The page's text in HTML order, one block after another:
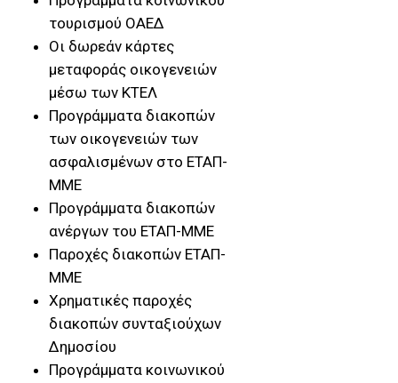
τουρισμού ΟΑΕΔ
Οι δωρεάν κάρτες
μεταφοράς οικογενειών
μέσω των ΚΤΕΛ
Προγράμματα διακοπών
των οικογενειών των
ασφαλισμένων στο ΕΤΑΠ-
ΜΜΕ
Προγράμματα διακοπών
ανέργων του ΕΤΑΠ-ΜΜΕ
Παροχές διακοπών ΕΤΑΠ-
ΜΜΕ
Χρηματικές παροχές
διακοπών συνταξιούχων
Δημοσίου
Προγράμματα κοινωνικού